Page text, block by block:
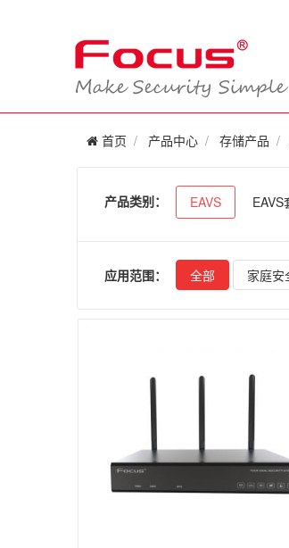
首页 产品中心 存储产品
产品类别： EAVS EAVS
应用范围： 全部 家庭安